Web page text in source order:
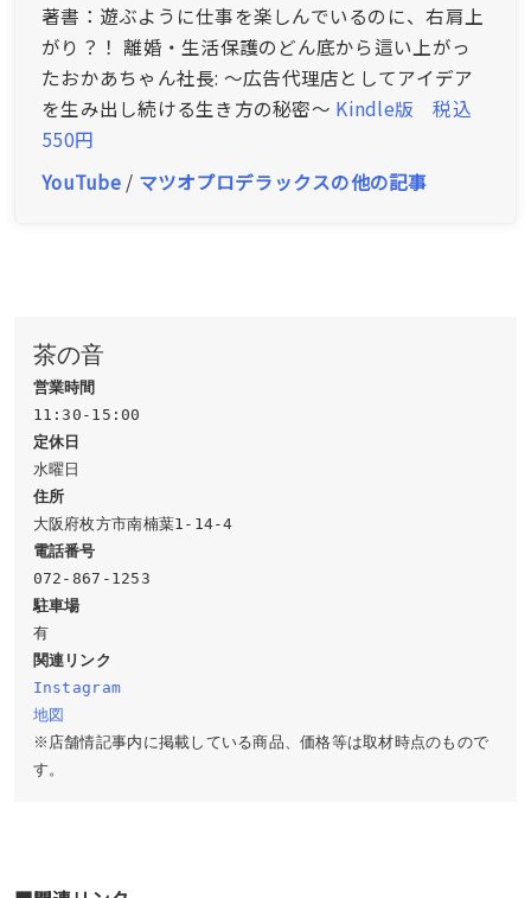
著書：遊ぶように仕事を楽しんでいるのに、右肩上
がり？！ 離婚・生活保護のどん底から這い上がっ
たおかあちゃん社長: ～広告代理店としてアイデア
を生み出し続ける生き方の秘密～ Kindle版 税込
550円
YouTube/ マツオプロデラックスの他の記事
茶の音
営業時間
定休日
住所
電話番号
駐車場
有
関連リンク
Instagram
地図
※店舗情記事内に掲載している商品、価格等は取材時点のもので
す。